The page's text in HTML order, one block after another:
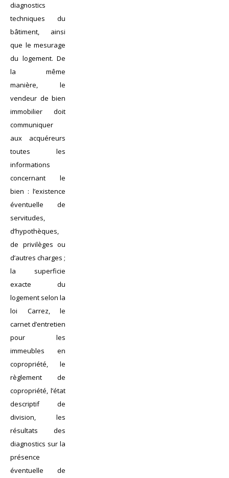
diagnostics
techniques du
bâtiment, ainsi
que le mesurage
du logement. De
la même
manière, le
vendeur de bien
immobilier doit
communiquer
aux acquéreurs
toutes les
informations
concernant le
bien : l’existence
éventuelle de
servitudes,
d’hypothèques,
de privilèges ou
d’autres charges ;
la superficie
exacte du
logement selon la
loi Carrez, le
carnet d’entretien
pour les
immeubles en
copropriété, le
règlement de
copropriété, l’état
descriptif de
division, les
résultats des
diagnostics sur la
présence
éventuelle de